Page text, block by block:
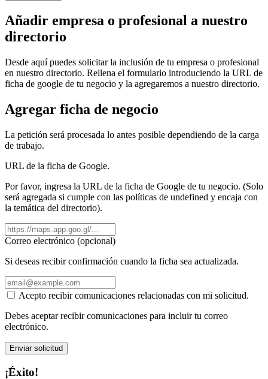
Añadir empresa o profesional a nuestro
directorio
Desde aquí puedes solicitar la inclusión de tu empresa o profesional
en nuestro directorio. Rellena el formulario introduciendo la URL de
ficha de google de tu negocio y la agregaremos a nuestro directorio.
Agregar ficha de negocio
La petición será procesada lo antes posible dependiendo de la carga
de trabajo.
URL de la ficha de Google.
Por favor, ingresa la URL de la ficha de Google de tu negocio. (Solo
será agregada si cumple con las políticas de undefined y encaja con
la temática del directorio).
Correo electrónico (opcional)
Si deseas recibir confirmación cuando la ficha sea actualizada.
Acepto recibir comunicaciones relacionadas con mi solicitud.
Debes aceptar recibir comunicaciones para incluir tu correo
electrónico.
Enviar solicitud
¡Éxito!